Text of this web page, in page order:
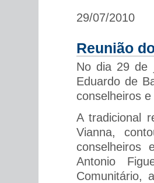
29/07/2010
Reunião
No dia 29 de
Eduardo de
conselheiros
A tradicional
Vianna,
conselheiros
Antonio
Comunitário,